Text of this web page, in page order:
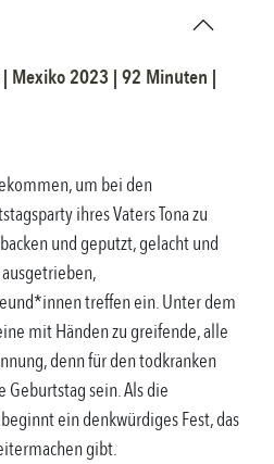
| Mexiko2023 |92 Minuten |
um bei den
ihres Vaters Tona zu
und geputzt, gelacht und
treffen ein. Unter dem
mit Händen zu greifende, alle
denn für den todkranken
Geburtstag sein. Als die
ein denkwürdiges Fest, das
gibt.